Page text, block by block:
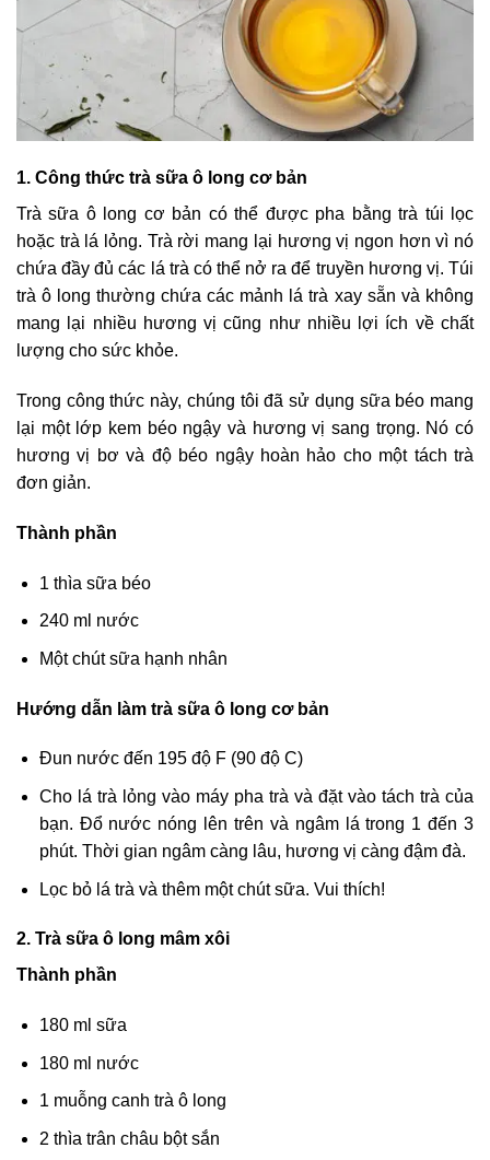
1. Công thức trà sữa ô long cơ bản
Trà sữa ô long cơ bản có thể được pha bằng trà túi lọc
hoặc trà lá lỏng. Trà rời mang lại hương vị ngon hơn vì nó
chứa đầy đủ các lá trà có thể nở ra để truyền hương vị. Túi
trà ô long thường chứa các mảnh lá trà xay sẵn và không
mang lại nhiều hương vị cũng như nhiều lợi ích về chất
lượng cho sức khỏe.
Trong công thức này, chúng tôi đã sử dụng sữa béo mang
lại một lớp kem béo ngậy và hương vị sang trọng. Nó có
hương vị bơ và độ béo ngậy hoàn hảo cho một tách trà
đơn giản.
Thành phần
1 thìa sữa béo
240 ml nước
Một chút sữa hạnh nhân
Hướng dẫn làm trà sữa ô long cơ bản
Đun nước đến 195 độ F (90 độ C)
Cho lá trà lỏng vào máy pha trà và đặt vào tách trà của
bạn. Đổ nước nóng lên trên và ngâm lá trong 1 đến 3
phút. Thời gian ngâm càng lâu, hương vị càng đậm đà.
Lọc bỏ lá trà và thêm một chút sữa. Vui thích!
2. Trà sữa ô long mâm xôi
Thành phần
180 ml sữa
180 ml nước
1 muỗng canh trà ô long
2 thìa trân châu bột sắn